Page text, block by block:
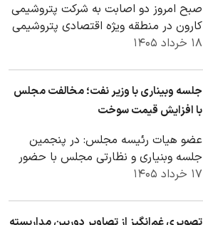
صبح امروز دو اصابت به شرکت پتروشیمی
کارون در منطقه ویژه اقتصادی پتروشیمی
صورت گرفت.
۱۸ خرداد ۱۴۰۵
جلسه وبیناری با وزیر نفت؛ مخالفت مجلس
با افزایش قیمت سوخت
عضو هیات رئیسه مجلس: در پنجمین
جلسه وبنیاری و نظارتی مجلس با حضور
وزیر نفت گزارش مفصلی درباره وضعیت
۱۷ خرداد ۱۴۰۵